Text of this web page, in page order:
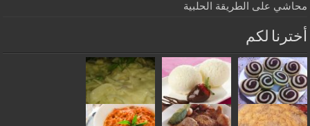
محاشي على الطريقة الحلبية
أخترنا لكم